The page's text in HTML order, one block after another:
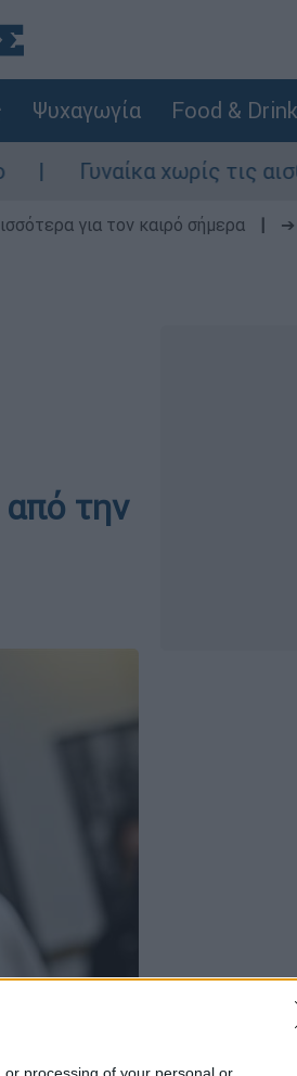
Ψυχαγωγία Food & Drink
χωρίς τις
για τον καιρό σήμερα
➔
την